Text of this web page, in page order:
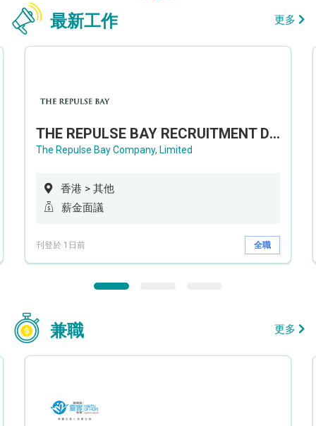
最新工作 更多
THE REPULSE BAY RECRUITMENT DAY 淺水灣影灣園人才招聘會
The Repulse Bay Company, Limited
香港 > 其他
薪金面議
刊登於 1日前 全職
兼職 更多